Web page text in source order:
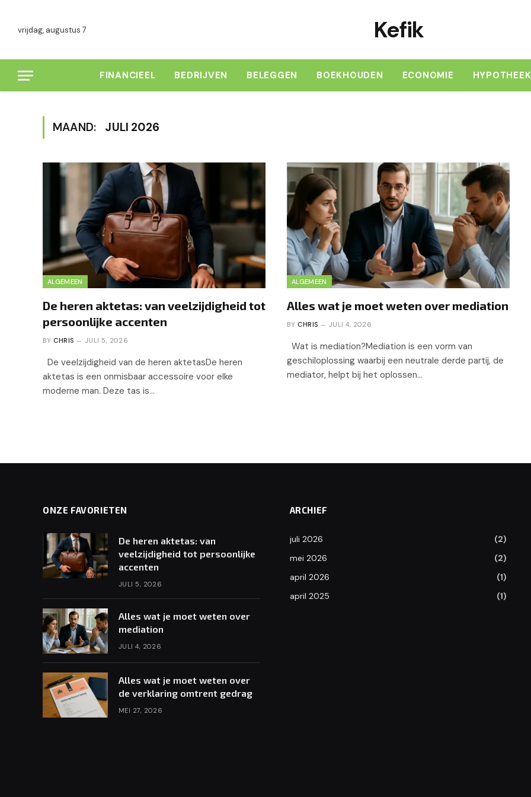
vrijdag, augustus 7 Kefik
FINANCIEEL BEDRIJVEN BELEGGEN BOEKHOUDEN ECONOMIE HYPOTHEEK
MAAND: JULI 2026
ALGEMEEN
De heren aktetas: van veelzijdigheid tot
persoonlijke accenten
BY CHRIS JULI 5, 2026
De veelzijdigheid van de heren aktetasDe heren
aktetas is een onmisbaar accessoire voor elke
moderne man. Deze tas is…
ALGEMEEN
Alles wat je moet weten over mediation
BY CHRIS JULI 4, 2026
Wat is mediation?Mediation is een vorm van
geschiloplossing waarbij een neutrale derde partij, de
mediator, helpt bij het oplossen…
ONZE FAVORIETEN
De heren aktetas: van
veelzijdigheid tot persoonlijke
accenten
JULI 5, 2026
Alles wat je moet weten over
mediation
JULI 4, 2026
Alles wat je moet weten over
de verklaring omtrent gedrag
MEI 27, 2026
ARCHIEF
juli 2026
(2)
mei 2026
(2)
april 2026
(1)
april 2025
(1)